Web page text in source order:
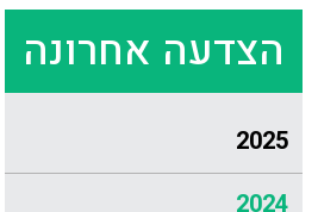
הצדעה אחרונה
2025
2024